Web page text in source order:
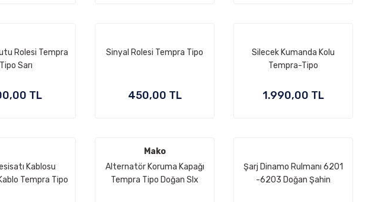
Rolesi Tempra
Tipo Sarı
TL
Sinyal Rolesi Tempra Tipo
450,00 TL
Silecek Kumanda Kolu
Tempra-Tipo
1.990,00 TL
Kablosu
Tempra Tipo
Mako
Alternatör Koruma Kapağı
Tempra Tipo Doğan Slx
Şarj Dinamo Rulmanı 6201
-6203 Doğan Şahin